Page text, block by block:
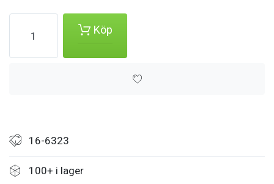
Köp
16-6323
100+ i lager